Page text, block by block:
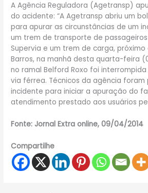
A Agência Reguladora (Agetransp)
do acidente: “A Agetransp abriu um
para apurar as circunstâncias de um
um trem de transporte de
Supervia e um trem de carga,
Barros, na manhã desta quarta-feira
no ramal Belford Roxo foi
via férrea. Técnicos da agência foram
incidente para iniciar a apuração do
atendimento prestado aos usuários
Fonte: Jornal Extra online, 09/04/2014
Compartilhe